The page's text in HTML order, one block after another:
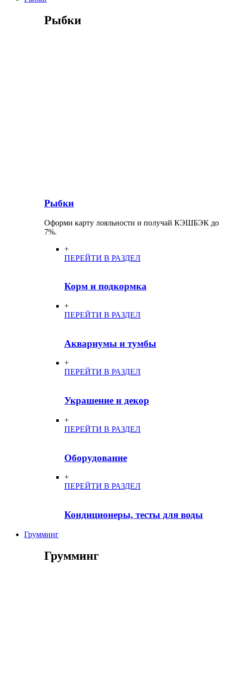
Рыбки
Рыбки
Оформи карту лояльности и получай КЭШБЭК до
7%.
+
ПЕРЕЙТИ В РАЗДЕЛ
Корм и подкормка
+
ПЕРЕЙТИ В РАЗДЕЛ
Аквариумы и тумбы
+
ПЕРЕЙТИ В РАЗДЕЛ
Украшение и декор
+
ПЕРЕЙТИ В РАЗДЕЛ
Оборудование
+
ПЕРЕЙТИ В РАЗДЕЛ
Кондиционеры, тесты для воды
Грумминг
Грумминг